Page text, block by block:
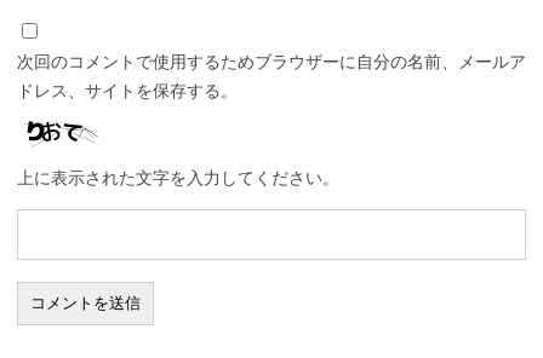
次回のコメントで使用するためブラウザーに自分の名前、メールア
ドレス、サイトを保存する。
上に表示された文字を入力してください。